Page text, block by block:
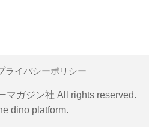
ライバシーポリシー
マガジン社 All rights reserved.
dino platform.